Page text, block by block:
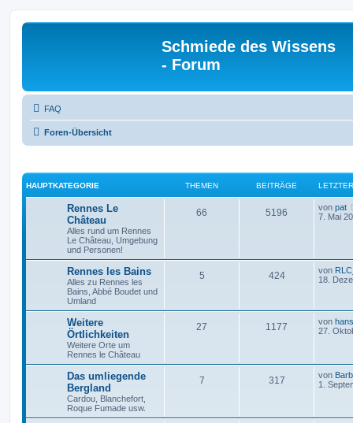
Schmiede des Wissens
- Forum
FAQ
Foren-Übersicht
HAUPTKATEGORIE THEMEN BEITRÄGE
Rennes Le
Château
Alles rund um Rennes
Le Château, Umgebung
und Personen!
66 5196 von pat
7. Mai
Rennes les Bains
Alles zu Rennes les
Bains, Abbé Boudet und
Umland
5 424 von
18.
Weitere
Örtlichkeiten
Weitere Orte um
Rennes le Château
27 1177 von
27.
Das umliegende
Bergland
Cardou, Blanchefort,
Roque Fumade usw.
7 317 von
1.